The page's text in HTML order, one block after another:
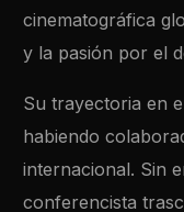
cinematográfica
y la pasión por el
Su trayectoria en
habiendo
internacional. Sin
conferencista